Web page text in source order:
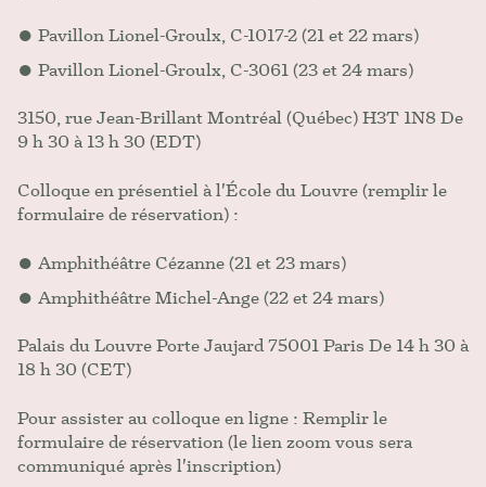
Pavillon Lionel-Groulx, C-1017-2 (21 et 22 mars)
Pavillon Lionel-Groulx, C-3061 (23 et 24 mars)
3150, rue Jean-Brillant Montréal (Québec) H3T 1N8 De
9 h 30 à 13 h 30 (EDT)
Colloque en présentiel à l'École du Louvre (remplir le
formulaire de réservation) :
Amphithéâtre Cézanne (21 et 23 mars)
Amphithéâtre Michel-Ange (22 et 24 mars)
Palais du Louvre Porte Jaujard 75001 Paris De 14 h 30 à
18 h 30 (CET)
Pour assister au colloque en ligne : Remplir le
formulaire de réservation (le lien zoom vous sera
communiqué après l'inscription)